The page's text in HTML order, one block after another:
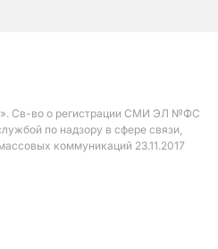
Св-во о регистрации СМИ ЭЛ №ФС
по надзору в сфере связи,
коммуникаций 23.11.2017